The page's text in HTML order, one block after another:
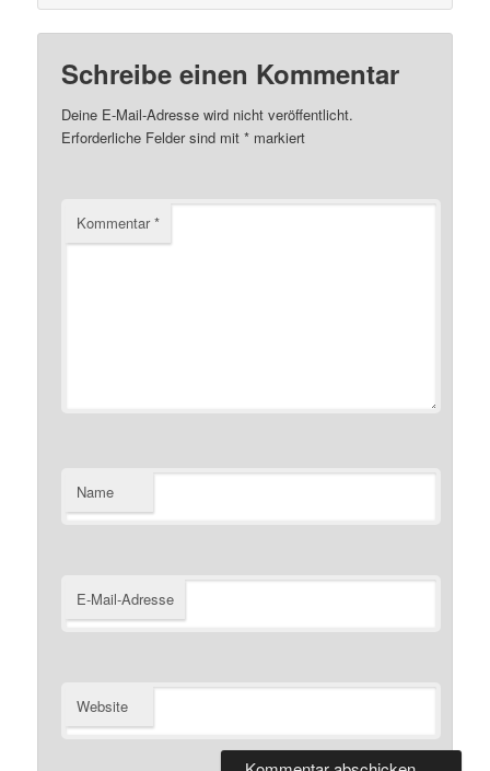
Schreibe einen Kommentar
Deine E-Mail-Adresse wird nicht veröffentlicht.
Erforderliche Felder sind mit* markiert
Kommentar*
Name
E-Mail-Adresse
Website